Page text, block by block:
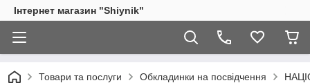
Інтернет магазин "Shiynik"
Товари та послуги Обкладинки на посвідчення